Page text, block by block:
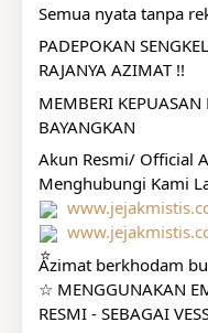
Semua nyata tanpa
PADEPOKAN
RAJANYA AZIMAT !!
MEMBERI
BAYANGKAN
Akun Resmi/ Official
Menghubungi Kami
Azimat berkhodam
☆ MENGGUNAKAN
RESMI - SEBAGAI